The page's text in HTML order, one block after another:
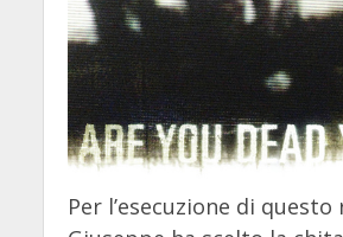
Per l’esecuzione di questo